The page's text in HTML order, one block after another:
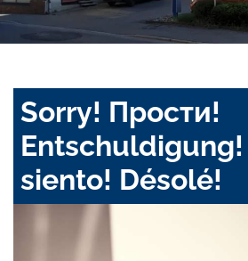
Sorry! Прости!
siento! Désolé!